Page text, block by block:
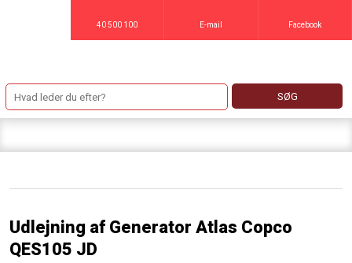
40 500 100 E-mail Facebook
Udlejning af Generator Atlas Copco
QES105 JD